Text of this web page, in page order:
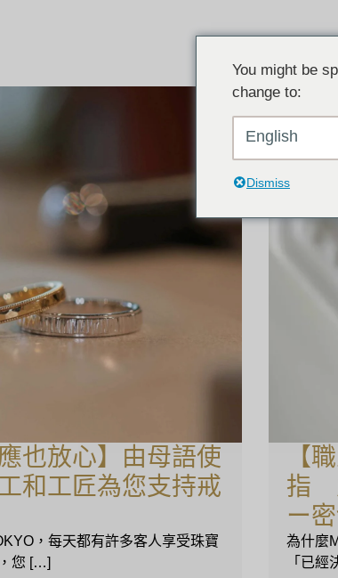
也放心】由母語使
和工匠為您支持戒
，每天都有許多客人享受珠寶
您 […]
【
指
ー
為什麼
「已
You might be
change to:
English
Dismiss